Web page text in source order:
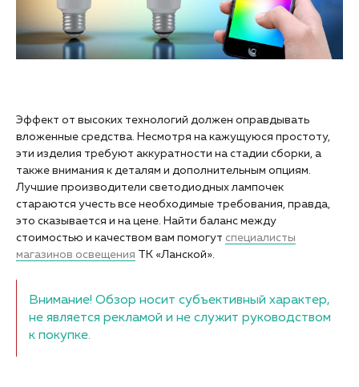
Эффект от высоких технологий должен оправдывать
вложенные средства. Несмотря на кажущуюся простоту,
эти изделия требуют аккуратности на стадии сборки, а
также внимания к деталям и дополнительным опциям.
Лучшие производители светодиодных лампочек
стараются учесть все необходимые требования, правда,
это сказывается и на цене. Найти баланс между
стоимостью и качеством вам помогут специалисты
магазинов освещения ТК «Ланской».
Внимание! Обзор носит субъективный характер,
не является рекламой и не служит руководством
к покупке.